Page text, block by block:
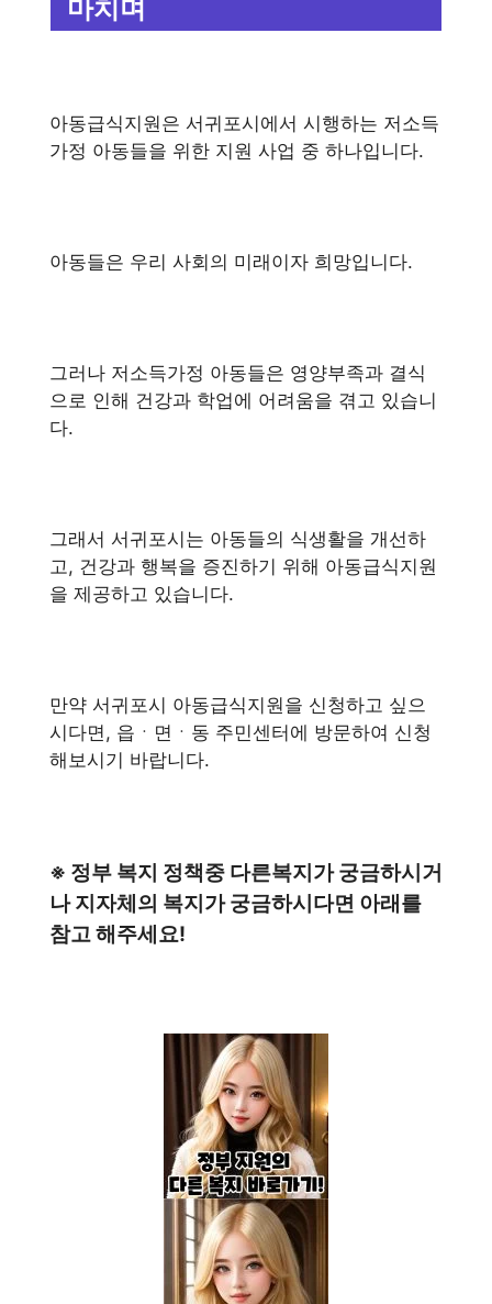
마치며
아동급식지원은 서귀포시에서 시행하는 저소득
가정 아동들을 위한 지원 사업 중 하나입니다.
아동들은 우리 사회의 미래이자 희망입니다.
그러나 저소득가정 아동들은 영양부족과 결식
으로 인해 건강과 학업에 어려움을 겪고 있습니
다.
그래서 서귀포시는 아동들의 식생활을 개선하
고, 건강과 행복을 증진하기 위해 아동급식지원
을 제공하고 있습니다.
만약 서귀포시 아동급식지원을 신청하고 싶으
시다면, 읍ㆍ면ㆍ동 주민센터에 방문하여 신청
해보시기 바랍니다.
※ 정부 복지 정책중 다른복지가 궁금하시거
나 지자체의 복지가 궁금하시다면 아래를
참고 해주세요!